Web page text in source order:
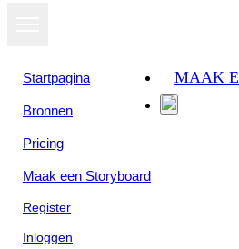
Startpagina
Bronnen
Pricing
Maak een Storyboard
Register
Inloggen
MAAK
Bekijk als
diavoorstelling